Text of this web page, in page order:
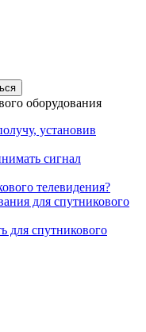
оборудования
установив
сигнал
телевидения?
для спутникового
для спутникового